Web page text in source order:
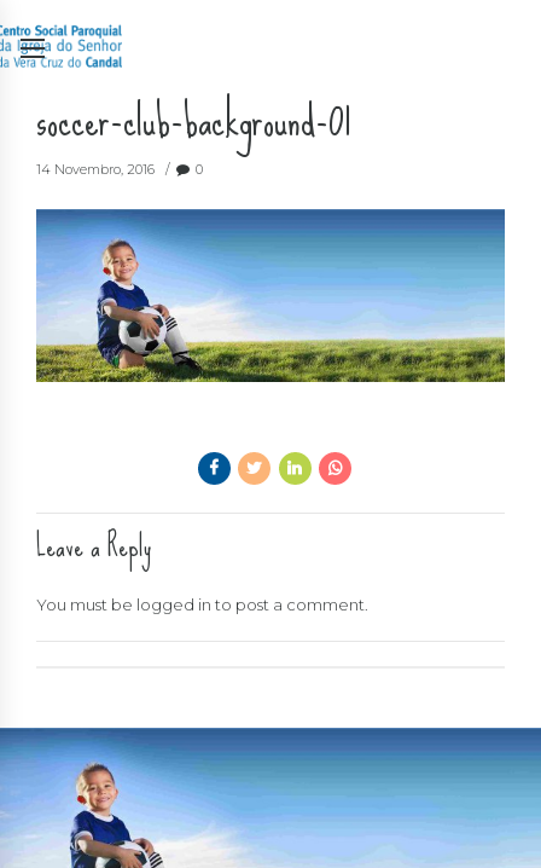
soccer-club-background-01
14 Novembro, 2016 0
Leave a Reply
You must be logged in to post a comment.